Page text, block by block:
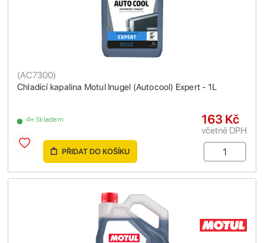
Chladící kapalina Motul Inugel (Autocool) Expert - 1L
(AC7300)
4+ Skladem 163 Kč
včetně DPH
PŘIDAT DO KOŠÍKU